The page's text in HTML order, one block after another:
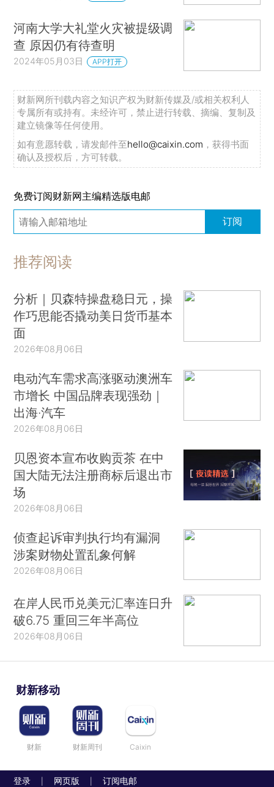
河南大学大礼堂火灾被提级调
查 原因仍有待查明
2024年05月03日 APP打开
财新网所刊载内容之知识产权为财新传媒及/或相关权利人
专属所有或持有。未经许可，禁止进行转载、摘编、复制及
建立镜像等任何使用。
如有意愿转载，请发邮件至hello@caixin.com ，获得书面
确认及授权后，方可转载。
免费订阅财新网主编精选版电邮
订阅
推荐阅读
分析｜贝森特操盘稳日元，操
作巧思能否撬动美日货币基本
面
2026年08月06日
电动汽车需求高涨驱动澳洲车
市增长 中国品牌表现强劲｜
出海·汽车
2026年08月06日
贝恩资本宣布收购贡茶 在中
国大陆无法注册商标后退出市
场
2026年08月06日
侦查起诉审判执行均有漏洞
涉案财物处置乱象何解
2026年08月06日
在岸人民币兑美元汇率连日升
破6.75 重回三年半高位
2026年08月06日
财新移动
财新 财新周刊 Caixin
登录 网页版 订阅电邮